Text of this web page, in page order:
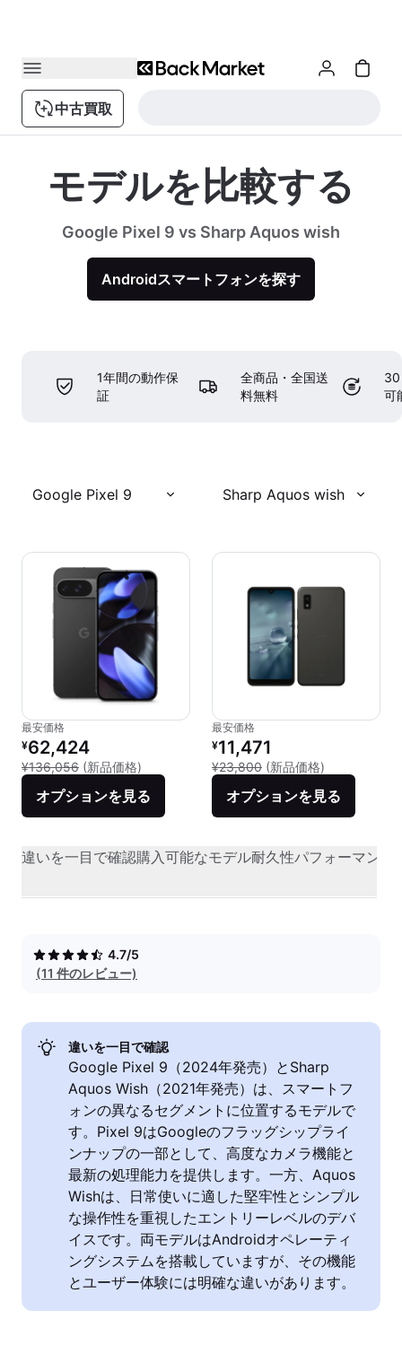
中古買取
モデルを比較する
Google Pixel 9 vs Sharp Aquos wish
Androidスマートフォンを探す
1年間の動作保
証
全商品・全国送
料無料
30
可
Google Pixel 9 Sharp Aquos wish
最安価格
リファービッシュ品の価格：
¥62,424
¥136,056 (新品価格) 新品との比較：¥136,056
オプションを見る
最安価格
リファービッシュ品の価格：
¥11,471
¥23,800 (新品価格)
オプションを見る
違いを一目で確認購入可能なモデル耐久性パフォーマンス
4.7/5
(11 件のレビュー)
違いを一目で確認
Google Pixel 9（2024年発売）とSharp
Aquos Wish（2021年発売）は、スマートフ
ォンの異なるセグメントに位置するモデルで
す。Pixel 9はGoogleのフラッグシップライ
ンナップの一部として、高度なカメラ機能と
最新の処理能力を提供します。一方、Aquos
Wishは、日常使いに適した堅牢性とシンプル
な操作性を重視したエントリーレベルのデバ
イスです。両モデルはAndroidオペレーティ
ングシステムを搭載していますが、その機能
とユーザー体験には明確な違いがあります。